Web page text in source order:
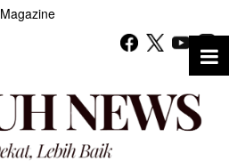
Magazine